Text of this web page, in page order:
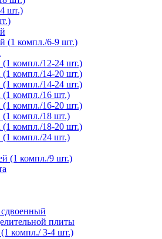
шт.)
(1 компл./6-9 шт.)
компл./12-24 шт.)
компл./14-20 шт.)
компл./14-24 шт.)
(1 компл./16 шт.)
компл./16-20 шт.)
(1 компл./18 шт.)
компл./18-20 шт.)
(1 компл./24 шт.)
(1 компл./9 шт.)
плиты
(1 компл./ 3-4 шт.)